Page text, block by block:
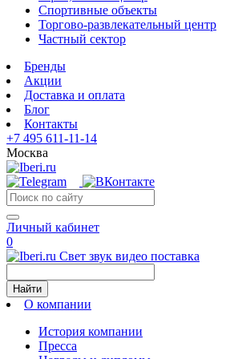
Спортивные объекты
Торгово-развлекательный центр
Частный сектор
Бренды
Акции
Доставка и оплата
Блог
Контакты
+7 495 611-11-14
Москва
Личный кабинет
0
Свет звук видео поставка
Найти
О компании
История компании
Пресса